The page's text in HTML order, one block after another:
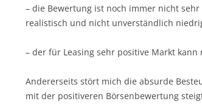
– die Bewertung ist noch immer nicht
realistisch und nicht unverständlich
– der für Leasing sehr positive Markt kann
Andererseits stört mich die absurde
mit der positiveren Börsenbewertung